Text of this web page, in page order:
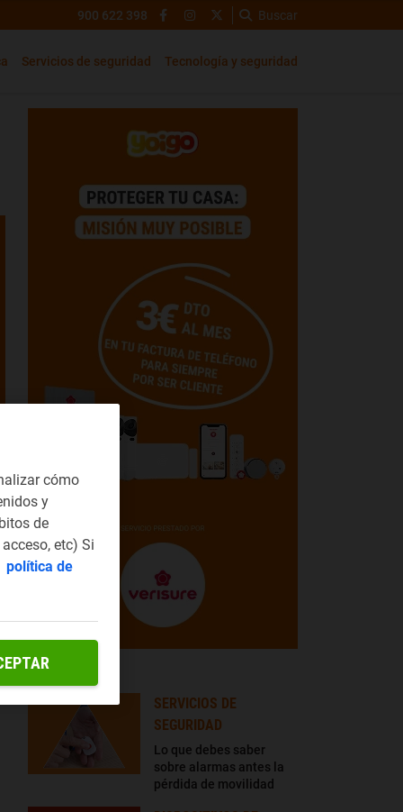
900 622 398 Buscar
Servicios de seguridad Tecnología y seguridad
SERVICIOS DE
SEGURIDAD
Lo que debes saber
sobre alarmas antes la
pérdida de movilidad
cómo
y
de
etc) Si
política de